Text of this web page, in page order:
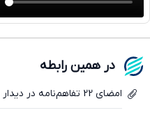
در همین رابطه
امضای 22 تفاهم‌نامه در دیدار روسای‌جمهوری ایران و تاجیکستان